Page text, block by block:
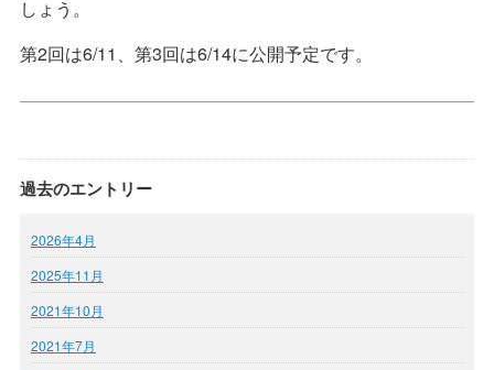
しょう。
第2回は6/11、第3回は6/14に公開予定です。
過去のエントリー
2026年4月
2025年11月
2021年10月
2021年7月